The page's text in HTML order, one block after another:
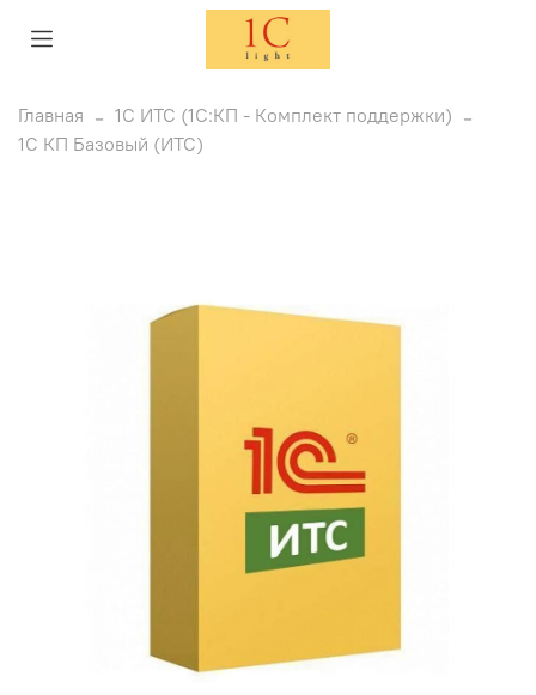
Главная
1C ИТС (1С:КП - Комплект поддержки)
1С КП Базовый (ИТС)